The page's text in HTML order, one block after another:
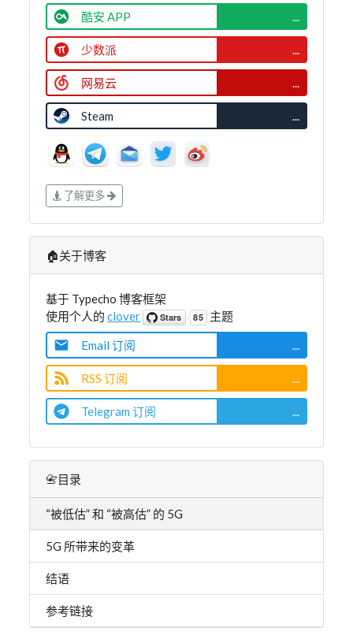
酷安 APP ...
少数派 ...
网易云 ...
Steam ...
了解更多
🏠关于博客
基于 Typecho 博客框架
使用个人的clover 主题
Email 订阅 ...
RSS 订阅 ...
Telegram 订阅 ...
📇目录
“被低估” 和 “被高估” 的 5G
5G 所带来的变革
结语
参考链接